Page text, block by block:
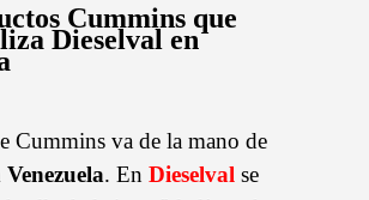
Cummins que
Dieselval en
Cummins va de la mano de
. En Dieselval se